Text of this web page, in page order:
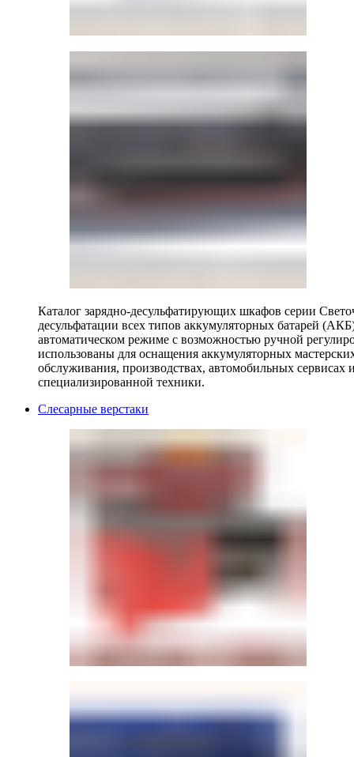
Каталог зарядно-десульфатирующих шкафов серии
десульфатации всех типов аккумуляторных батарей
автоматическом режиме с возможностью ручной
использованы для оснащения аккумуляторных
обслуживания, производствах, автомобильных
специализированной техники.
Слесарные верстаки